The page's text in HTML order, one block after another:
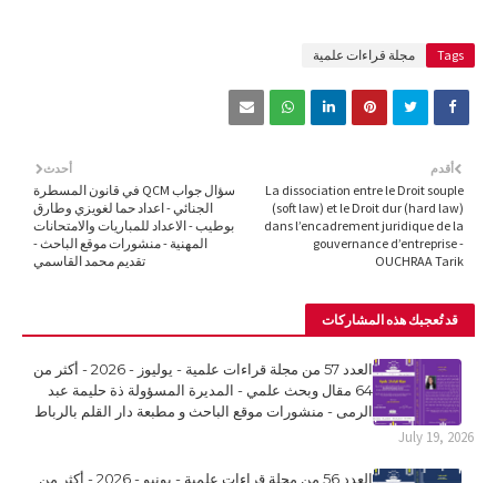
Tags مجلة قراءات علمية
أحدث
سؤال جواب QCM في قانون المسطرة
الجنائي - اعداد حما لغويزي وطارق
بوطيب - الاعداد للمباريات والامتحانات
المهنية - منشورات موقع الباحث -
تقديم محمد القاسمي
أقدم
La dissociation entre le Droit souple
(soft law) et le Droit dur (hard law)
dans l’encadrement juridique de la
gouvernance d’entreprise -
OUCHRAA Tarik
قد تُعجبك هذه المشاركات
العدد 57 من مجلة قراءات علمية - يوليوز - 2026 - أكثر من
64 مقال وبحث علمي - المديرة المسؤولة ذة حليمة عبد
الرمى - منشورات موقع الباحث و مطبعة دار القلم بالرباط
July 19, 2026
العدد 56 من مجلة قراءات علمية - يونيو - 2026 - أكثر من